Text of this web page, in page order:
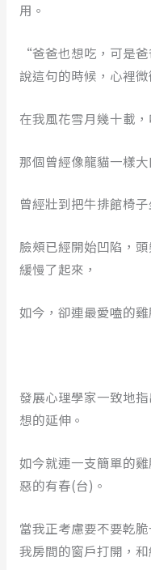
用。
“爸爸也想吃，可是
說這句的時候，心裡微
在我風花雪月幾十載
那個曾經像龍貓一樣
曾經壯到把牛排館椅子
臉頰已經開始凹陷，
緩慢了起來，
如今，卻連最愛嗑的雞
發展心理學家一致地
想的延伸。
如今就連一支簡單的
惡的有春(台)。
當我正考慮要不要乾
我房間的窗戶打開，和